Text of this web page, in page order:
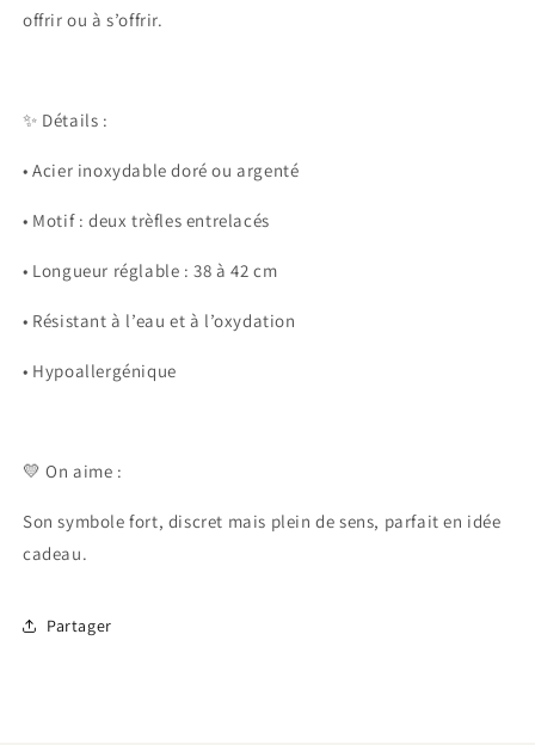
offrir ou à s’offrir.
✨ Détails :
• Acier inoxydabledoré ou argenté
• Motif : deux trèfles entrelacés
• Longueur réglable : 38 à 42 cm
• Résistant à l’eau et à l’oxydation
• Hypoallergénique
💛 On aime :
Son symbole fort, discret mais plein de sens, parfait en idée
cadeau.
Partager